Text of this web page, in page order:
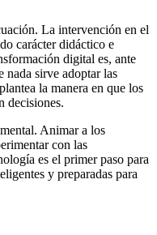
La intervención en el
carácter didáctico e
digital es, ante
nada sirve adoptar las
la manera en que los
decisiones.
Animar a los
con las
es el primer paso para
y preparadas para